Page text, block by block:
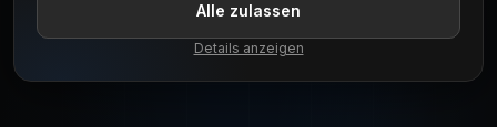
Alle zulassen
Details anzeigen